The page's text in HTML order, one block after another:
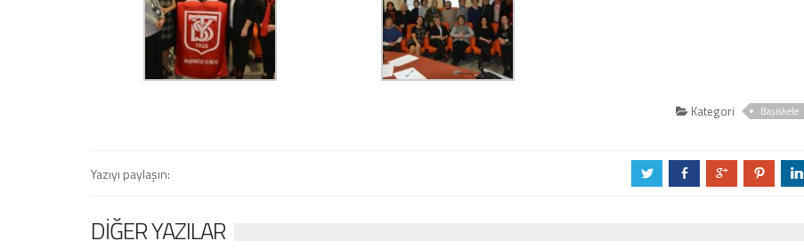
Kategori Başiskele
Yazıyı paylaşın: a b c d j
DIĞER YAZILAR